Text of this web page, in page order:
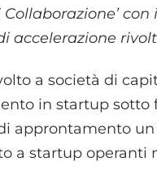
Collaborazione’
accelerazione
a società di
in startup
approntamento un
a startup operanti